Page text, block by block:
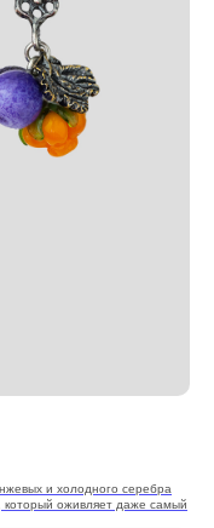
и холодного серебра
который оживляет даже самый